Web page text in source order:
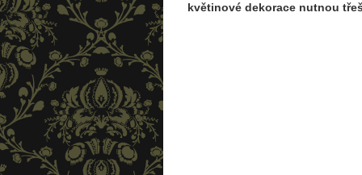
květinové dekorace nutnou